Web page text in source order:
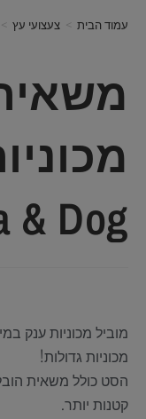
עמוד הבית צעצועי עץ
& Dog
מוביל מכוניות ענק
מכוניות גדולות!
קטנות יותר.